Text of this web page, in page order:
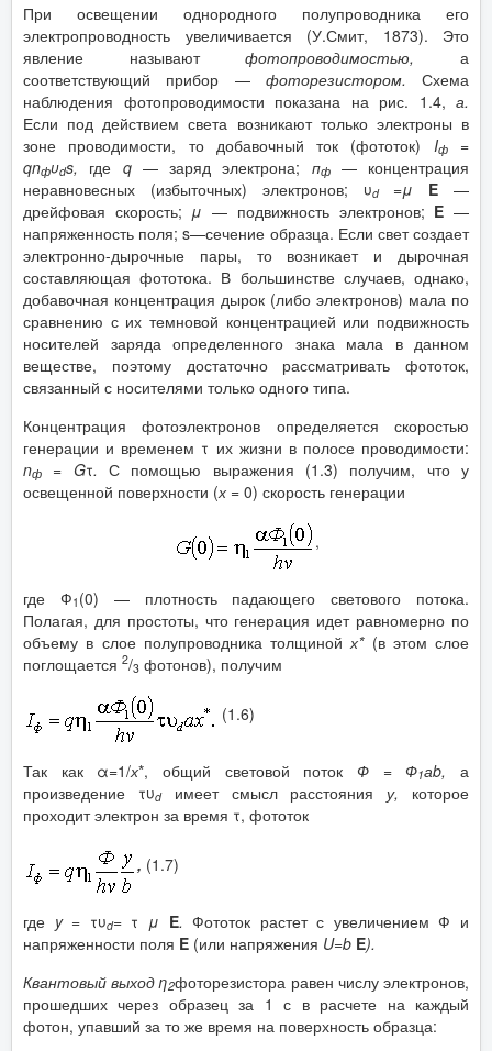
При освещении однородного полупроводника его
электропроводность увеличивается (У.Смит, 1873). Это
явление называютфотопроводимостью,а
соответствующий прибор — фоторезистором. Схема
наблюдения фотопроводимости показана на рис. 1.4, а.
Если под действием света возникают только электроны в
зоне проводимости, то добавочный ток (фототок) Iф=
qnфυds, где q— заряд электрона; пф— концентрация
неравновесных (избыточных) электронов; υd=μ E —
дрейфовая скорость; μ — подвижность электронов; E —
напряженность поля; s—сечение образца. Если свет создает
электронно-дырочные пары, то возникает и дырочная
составляющая фототока. В большинстве случаев, однако,
добавочная концентрация дырок (либо электронов) мала по
сравнению с их темновой концентрацией или подвижность
носителей заряда определенного знака мала в данном
веществе, поэтому достаточно рассматривать фототок,
связанный с носителями только одного типа.
Концентрация фотоэлектронов определяется скоростью
генерации и временем τ их жизни в полосе проводимости:
nф = Gτ.С помощью выражения (1.3) получим, что у
освещенной поверхности (х = 0) скорость генерации
,
где Ф1 (0) — плотность падающего светового потока.
Полагая, для простоты, что генерация идет равномерно по
объему в слое полупроводника толщинойх* (в этом слое
поглощается 2/3 фотонов), получим
(1.6)
Так как α=1/х*, общий световой потокФ = Ф1аb,а
произведение τυdимеет смысл расстоянияу, которое
проходит электрон за время τ, фототок
, (1.7)
где y= τυd= τ μ E.Фототок растет с увеличением Ф и
напряженности поля E (или напряжения U=b E).
Квантовый выход η2фоторезистора равен числу электронов,
прошедших через образец за 1 с в расчете на каждый
фотон, упавший за то же время на поверхность образца: